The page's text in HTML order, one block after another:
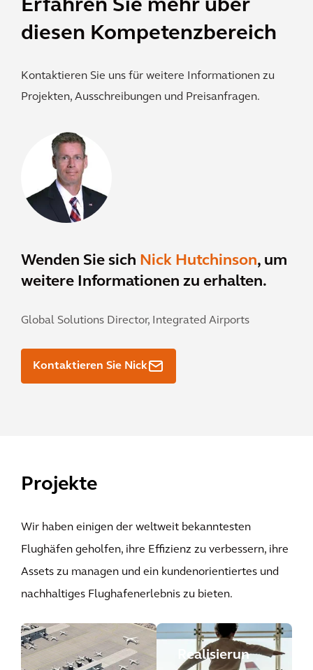
Erfahren Sie mehr über
diesen Kompetenzbereich
Kontaktieren Sie uns für weitere Informationen zu
Projekten, Ausschreibungen und Preisanfragen.
Wenden Sie sich Nick Hutchinson, um
weitere Informationen zu erhalten.
Global Solutions Director, Integrated Airports
Kontaktieren Sie Nick
Projekte
Wir haben einigen der weltweit bekanntesten
Flughäfen geholfen, ihre Effizienz zu verbessern, ihre
Assets zu managen und ein kundenorientiertes und
nachhaltiges Flughafenerlebnis zu bieten.
Realisierun